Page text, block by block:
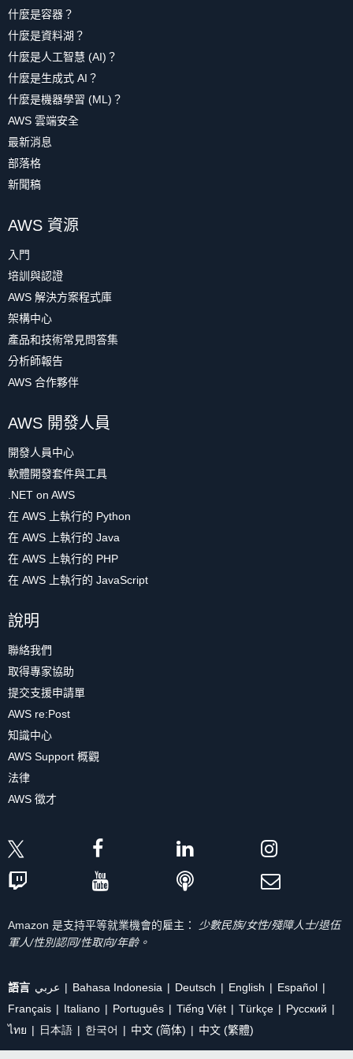
什麼是容器？
什麼是資料湖？
什麼是人工智慧 (AI)？
什麼是生成式 AI？
什麼是機器學習 (ML)？
AWS 雲端安全
最新消息
部落格
新聞稿
AWS 資源
入門
培訓與認證
AWS 解決方案程式庫
架構中心
產品和技術常見問答集
分析師報告
AWS 合作夥伴
AWS 開發人員
開發人員中心
軟體開發套件與工具
.NET on AWS
在 AWS 上執行的 Python
在 AWS 上執行的 Java
在 AWS 上執行的 PHP
在 AWS 上執行的 JavaScript
說明
聯絡我們
取得專家協助
提交支援申請單
AWS re:Post
知識中心
AWS Support 概觀
法律
AWS 徵才
Amazon 是支持平等就業機會的雇主：
少數民族/女性/殘障人士/退伍
軍人/性別認同/性取向/年齡。
語言 عربي Bahasa Indonesia Deutsch English
Español
Français
Italiano Português Tiếng Việt Türkçe
Ρусский
ไทย
日本語 한국어 中文 (简体) 中文 (繁體)